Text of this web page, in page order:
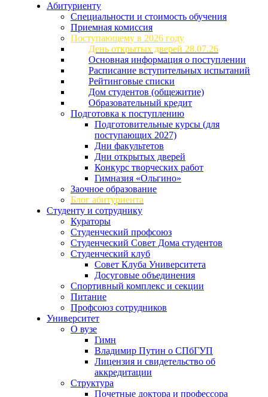
Абитуриенту
Специальности и стоимость обучения
Приемная комиссия
Поступающему в 2026 году
День открытых дверей 28.07.26
Основная информация о поступлении
Расписание вступительных испытаний
Рейтинговые списки
Дом студентов (общежитие)
Образовательный кредит
Подготовка к поступлению
Подготовительные курсы (для
поступающих 2027)
Дни факультетов
Дни открытых дверей
Конкурс творческих работ
Гимназия «Ольгино»
Заочное образование
Блог абитуриента
Студенту и сотруднику
Кураторы
Студенческий профсоюз
Студенческий Совет Дома студентов
Студенческий клуб
Совет Клуба Университета
Досуговые объединения
Спортивный комплекс и секции
Питание
Профсоюз сотрудников
Университет
О вузе
Гимн
Владимир Путин о СПбГУП
Лицензия и свидетельство об
аккредитации
Структура
Почетные доктора и профессора